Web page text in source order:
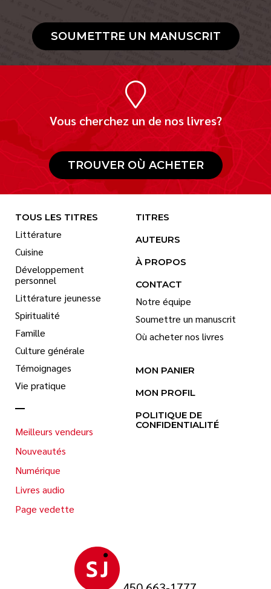
SOUMETTRE UN MANUSCRIT
Vous cherchez un de nos livres?
TROUVER OÙ ACHETER
TOUS LES TITRES
Littérature
Cuisine
Développement
personnel
Littérature jeunesse
Spiritualité
Famille
Culture générale
Témoignages
Vie pratique
Meilleurs vendeurs
Nouveautés
Numérique
Livres audio
Page vedette
TITRES
AUTEURS
À PROPOS
CONTACT
Notre équipe
Soumettre un manuscrit
Où acheter nos livres
MON PANIER
MON PROFIL
POLITIQUE DE
CONFIDENTIALITÉ